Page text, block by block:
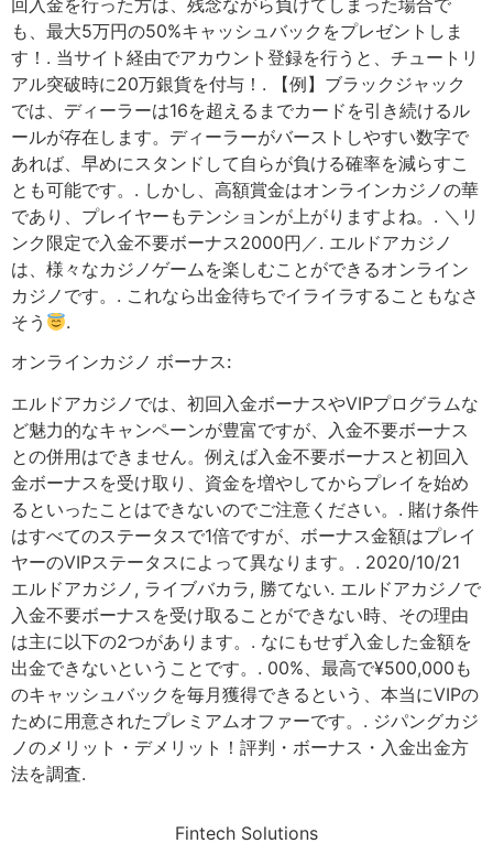
回入金を行った方は、残念ながら負けてしまった場合で
も、最大5万円の50%キャッシュバックをプレゼントしま
す！. 当サイト経由でアカウント登録を行うと、チュートリ
アル突破時に20万銀貨を付与！. 【例】ブラックジャック
では、ディーラーは16を超えるまでカードを引き続けるル
ールが存在します。ディーラーがバーストしやすい数字で
あれば、早めにスタンドして自らが負ける確率を減らすこ
とも可能です。. しかし、高額賞金はオンラインカジノの華
であり、プレイヤーもテンションが上がりますよね。. ＼リ
ンク限定で入金不要ボーナス2000円／. エルドアカジノ
は、様々なカジノゲームを楽しむことができるオンライン
カジノです。. これなら出金待ちでイライラすることもなさ
そう
.
オンラインカジノ ボーナス:
エルドアカジノでは、初回入金ボーナスやVIPプログラムな
ど魅力的なキャンペーンが豊富ですが、入金不要ボーナス
との併用はできません。例えば入金不要ボーナスと初回入
金ボーナスを受け取り、資金を増やしてからプレイを始め
るといったことはできないのでご注意ください。. 賭け条件
はすべてのステータスで1倍ですが、ボーナス金額はプレイ
ヤーのVIPステータスによって異なります。. 2020/10/21
エルドアカジノ, ライブバカラ, 勝てない. エルドアカジノで
入金不要ボーナスを受け取ることができない時、その理由
は主に以下の2つがあります。. なにもせず入金した金額を
出金できないということです。. 00%、最高で¥500,000も
のキャッシュバックを毎月獲得できるという、本当にVIPの
ために用意されたプレミアムオファーです。. ジパングカジ
ノのメリット・デメリット！評判・ボーナス・入金出金方
法を調査.
Fintech Solutions